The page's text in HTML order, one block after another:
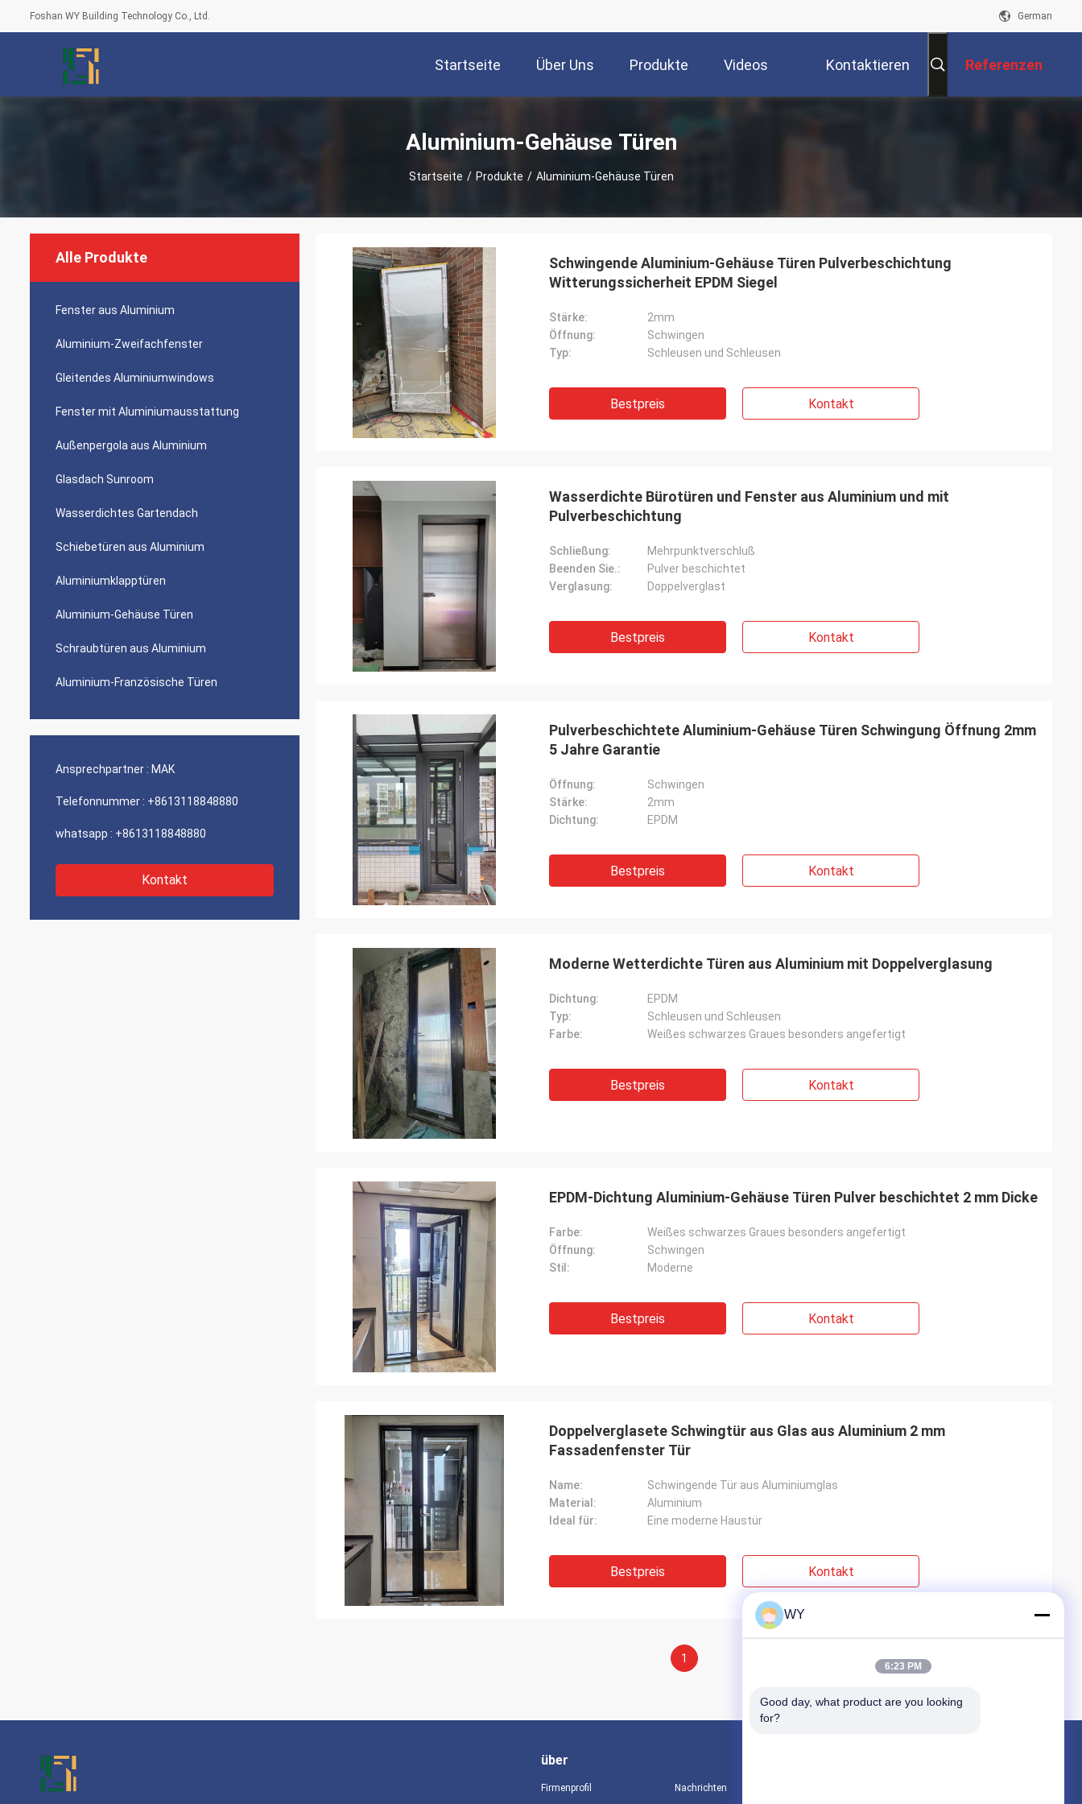
Foshan WY Building Technology Co., Ltd. German
Startseite Über Uns Produkte Videos Kontaktieren Referenzen
Aluminium-Gehäuse Türen
Startseite / Produkte / Aluminium-Gehäuse Türen
Alle Produkte
Fenster aus Aluminium
Aluminium-Zweifachfenster
Gleitendes Aluminiumwindows
Fenster mit Aluminiumausstattung
Außenpergola aus Aluminium
Glasdach Sunroom
Wasserdichtes Gartendach
Schiebetüren aus Aluminium
Aluminiumklapptüren
Aluminium-Gehäuse Türen
Schraubtüren aus Aluminium
Aluminium-Französische Türen
Ansprechpartner : MAK
Telefonnummer : +8613118848880
whatsapp : +8613118848880
Kontakt
Schwingende Aluminium-Gehäuse Türen Pulverbeschichtung
Witterungssicherheit EPDM Siegel
Stärke:
2mm
Öffnung:
Schwingen
Typ:
Schleusen und Schleusen
Bestpreis Kontakt
Wasserdichte Bürotüren und Fenster aus Aluminium und mit
Pulverbeschichtung
Schließung:
Mehrpunktverschluß
Beenden Sie.:
Pulver beschichtet
Verglasung:
Doppelverglast
Bestpreis Kontakt
Pulverbeschichtete Aluminium-Gehäuse Türen Schwingung Öffnung 2mm
5 Jahre Garantie
Öffnung:
Schwingen
Stärke:
2mm
Dichtung:
EPDM
Bestpreis Kontakt
Moderne Wetterdichte Türen aus Aluminium mit Doppelverglasung
Dichtung:
EPDM
Typ:
Schleusen und Schleusen
Farbe:
Weißes schwarzes Graues besonders angefertigt
Bestpreis Kontakt
EPDM-Dichtung Aluminium-Gehäuse Türen Pulver beschichtet 2 mm Dicke
Farbe:
Weißes schwarzes Graues besonders angefertigt
Öffnung:
Schwingen
Stil:
Moderne
Bestpreis Kontakt
Doppelverglasete Schwingtür aus Glas aus Aluminium 2 mm
Fassadenfenster Tür
Name:
Schwingende Tür aus Aluminiumglas
Material:
Aluminium
Ideal für:
Eine moderne Haustür
Bestpreis Kontakt
1
über
Firmenprofil
Nachrichten
WY
6:23 PM
Good day, what product are you looking
for?